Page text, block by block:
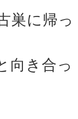
巣に帰っ
向き合っ